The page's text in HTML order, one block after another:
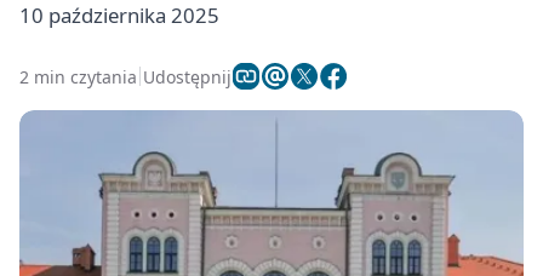
10 października 2025
2 min czytania Udostępnij